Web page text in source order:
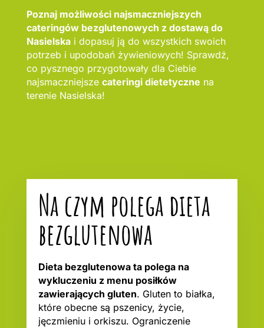
Poznaj możliwości najsmaczniejszych
cateringów bezglutenowych z dostawą do
Nasielskai dopasuj ją do wszystkich swoich
potrzeb i upodobań żywieniowych! Sprawdź,
co pysznego przygotowały dla Ciebie
najsmaczniejsze cateringi dietetyczne na
terenie Nasielska!
Na czym polega dieta
bezglutenowa
Dieta bezglutenowa ta polega na
wykluczeniu z menu posiłków
zawierających gluten. Gluten to białka,
które obecne są pszenicy, życie,
jęczmieniu i orkiszu. Ograniczenie